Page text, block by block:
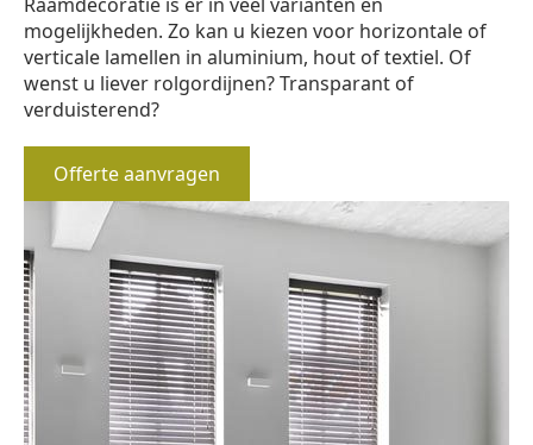
mogelijkheden. Zo kan u kiezen voor horizontale of
verticale lamellen in aluminium, hout of textiel. Of
wenst u liever rolgordijnen? Transparant of
verduisterend?
Offerte aanvragen